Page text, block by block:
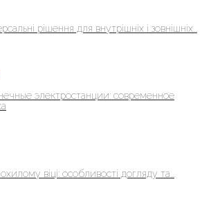
рішення для внутрішніх і зовнішніх...
электростанции: современное
віці: особливості догляду та...